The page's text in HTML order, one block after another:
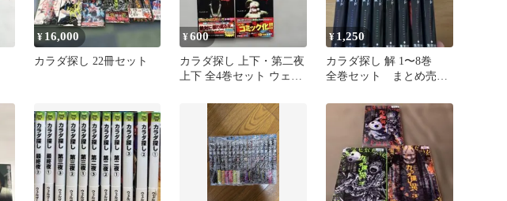
¥ 16,000
カラダ探し 22冊セット
¥600
カラダ探し 上下・第二夜
上下 全4巻セット ウェル
¥ 1,250
カラダ探し 解 1〜8巻
全巻セット まとめ売